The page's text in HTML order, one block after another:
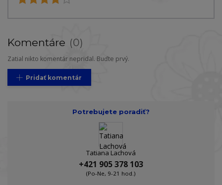
Komentáre 0
Zatial nikto komentár nepridal. Buďte prvý.
Pridať komentár
Potrebujete poradiť?
Tatiana Lachová
+421 905 378 103
(Po-Ne, 9-21 hod.)